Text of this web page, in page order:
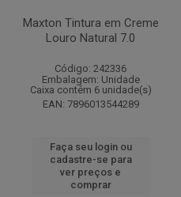
Maxton Tintura em Creme
Louro Natural 7.0
Código: 242336
Embalagem: Unidade
Caixa contém 6 unidade(s)
EAN: 7896013544289
Faça seu login ou
cadastre-se para
ver preços e
comprar